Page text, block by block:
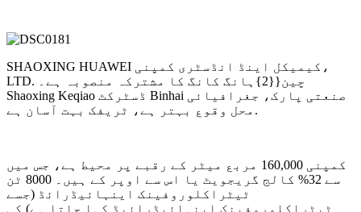
SHAOXING HUAWEI کیمیکل اینڈ انڈسٹری کمپنی،
LTD. چین{{2}ہانگ کانگ کا مشترکہ منصوبہ ہے۔
Shaoxing Keqiao ڈسٹرکٹ Binhai صنعتی پارک، جغرافیائی
محل وقوع بہتر ہے، ٹریفک بہت آسان ہے.
کمپنی 160,000 مربع میٹر کے رقبے پر محیط ہے، جس میں
سے 32% کالج گریجویٹ یا اس سے اوپر کے ہیں۔ 8000 ٹن
ٹیٹراکلوروفینک اینہائیڈرائڈ (جسے
ٹیٹراکلوروفینک اینہائیڈرائیڈ کہا جاتا ہے) کی